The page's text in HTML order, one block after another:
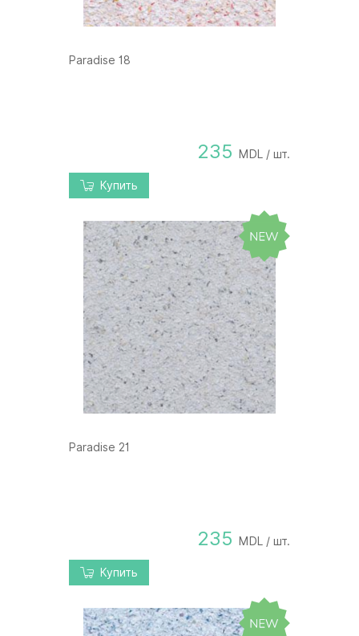
Paradise 18
235 MDL / шт.
Купить
Paradise 21
235 MDL / шт.
Купить